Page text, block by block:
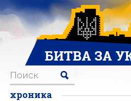
хроника